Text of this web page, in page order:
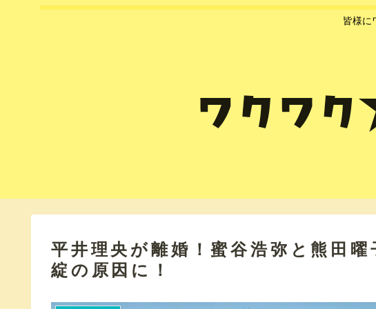
皆様に
平井理央が離婚！蜜谷浩弥と熊田
綻の原因に！